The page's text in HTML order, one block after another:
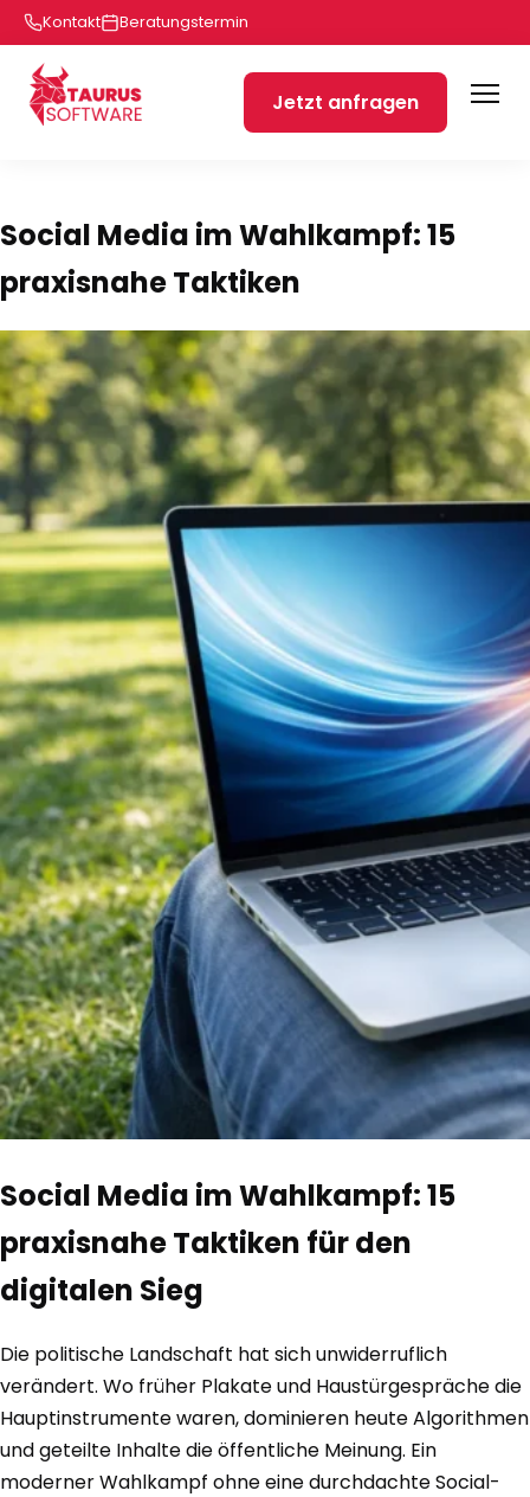
Kontakt Beratungstermin
Jetzt anfragen
Social Media im Wahlkampf: 15
praxisnahe Taktiken
Social Media im Wahlkampf: 15
praxisnahe Taktiken für den
digitalen Sieg
Die politische Landschaft hat sich unwiderruflich
verändert. Wo früher Plakate und Haustürgespräche die
Hauptinstrumente waren, dominieren heute Algorithmen
und geteilte Inhalte die öffentliche Meinung. Ein
moderner Wahlkampf ohne eine durchdachte Social-